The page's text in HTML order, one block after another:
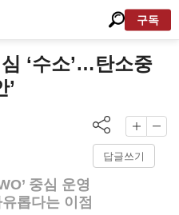
구독
심 ‘수소’…탄소중
’
답글쓰기
중심 운영
롭다는 이점